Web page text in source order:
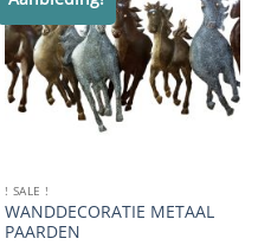
! SALE !
WANDDECORATIE METAAL
PAARDEN